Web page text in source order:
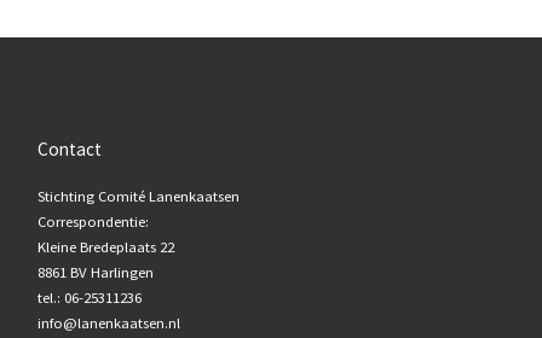
Contact
Stichting Comité Lanenkaatsen
Correspondentie:
Kleine Bredeplaats 22
8861 BV Harlingen
tel.: 06-25311236
info@lanenkaatsen.nl